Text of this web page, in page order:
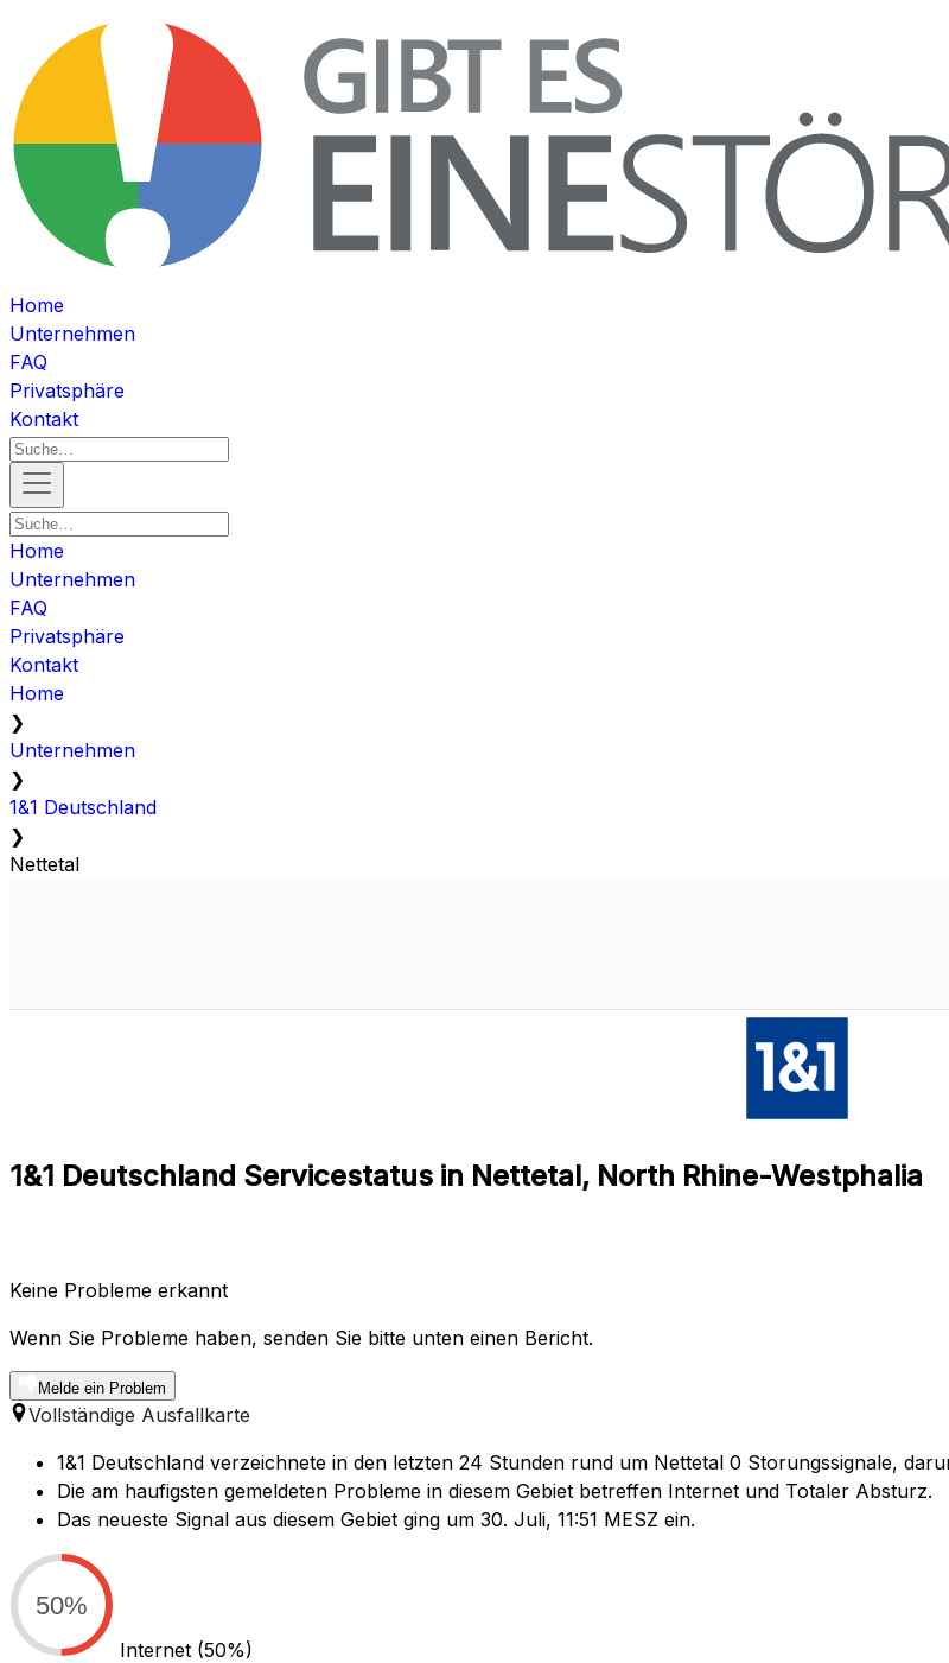
Home
Unternehmen
FAQ
Privatsphäre
Kontakt
Home
Unternehmen
FAQ
Privatsphäre
Kontakt
Home
❯
Unternehmen
❯
1&1 Deutschland
❯
Nettetal
1&1 Deutschland Servicestatus in Nettetal, North Rhine-Westphalia
Keine Probleme erkannt
Wenn Sie Probleme haben, senden Sie bitte unten einen Bericht.
Melde ein Problem
Vollständige Ausfallkarte
1&1 Deutschland verzeichnete in den letzten 24 Stunden rund um Nettetal 0 Storungssignale,
Die am haufigsten gemeldeten Probleme in diesem Gebiet betreffen Internet und Totaler Absturz.
Das neueste Signal aus diesem Gebiet ging um 30. Juli, 11:51 MESZ ein.
50%
Internet (50%)